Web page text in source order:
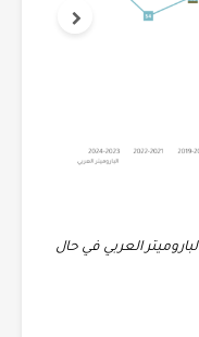
العربي في حال